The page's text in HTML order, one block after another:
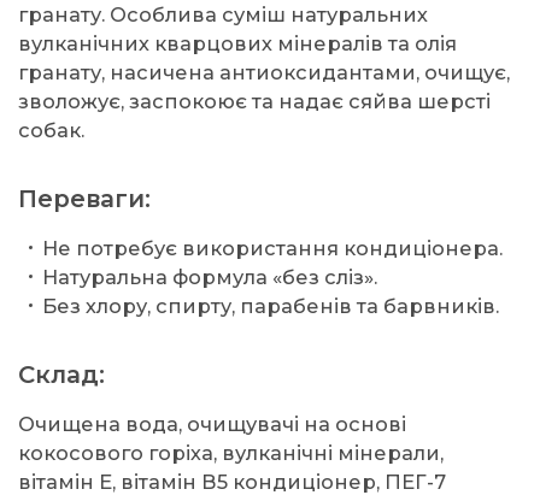
гранату. Особлива суміш натуральних
вулканічних кварцових мінералів та олія
гранату, насичена антиоксидантами, очищує,
зволожує, заспокоює та надає сяйва шерсті
собак.
Переваги:
Не потребує використання кондиціонера.
Натуральна формула «без сліз».
Без хлору, спирту, парабенів та барвників.
Склад:
Очищена вода, очищувачі на основі
кокосового горіха, вулканічні мінерали,
вітамін Е, вітамін В5 кондиціонер, ПЕГ-7